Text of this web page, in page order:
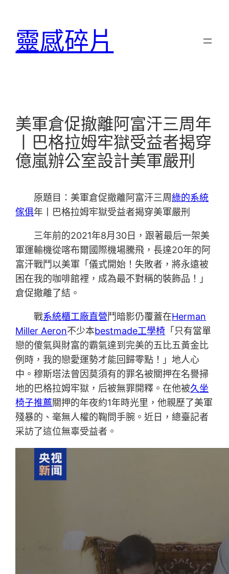
靈感碎片
美軍倉促撤離阿富汗三周年
丨巴格拉姆牢獄受益者揭穿
億嵐辦公室設計美軍嚴刑
原題目：美軍倉促撤離阿富汗三周綠的系統
傢俱年丨巴格拉姆牢獄受益者揭穿美軍嚴刑
三年前的2021年8月30日，跟著最后一架美
軍運輸機從喀布爾國際機場騰飛，長達20年的阿
富汗戰鬥以美軍「儀式開始！失敗者，將永遠被
困在我的咖啡館裡，成為最不對稱的裝飾品！」
倉促撤離了結。
戰系統櫃工廠直營鬥暗影仍覆蓋在Herman
Miller Aeron不少本bestmade工學椅 「只有當單
戀的傻氣與財富的霸氣達到完美的五比五黃金比
例時，我的戀愛運勢才能回歸零點！」地人心
中。穆斯塔法曾因莫須有的罪名被關押在名譽掃
地的巴格拉姆牢獄，后被無罪開釋。在他被久坐
椅子推薦關押的年夜約1年時光里，他親歷了美軍
殘暴的、毫無人權的鞠問手腕。近日，總臺記者
采訪了這位無辜受益者。